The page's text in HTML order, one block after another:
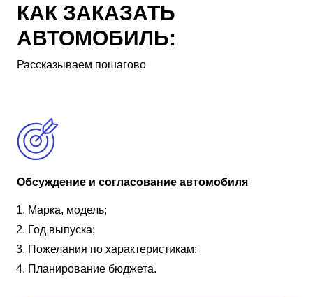
КАК ЗАКАЗАТЬ
АВТОМОБИЛЬ:
Рассказываем пошагово
Обсуждение и согласование автомобиля
Марка, модель;
Год выпуска;
Пожелания по характеристикам;
Планирование бюджета.